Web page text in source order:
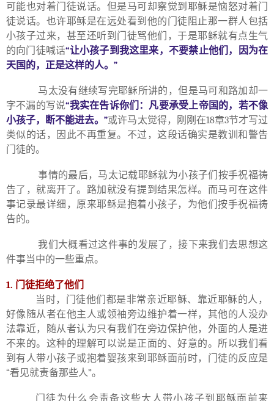
可能也对着门徒说话。但是马可却察觉到耶稣是恼怒对着门
徒说话。也许耶稣是在远处看到他的门徒阻止那一群人包括
小孩子过来，甚至还听到门徒骂他们，于是耶稣就有点生气
的向门徒喊话“让小孩子到我这里来，不要禁止他们，因为在
天国的，正是这样的人。 ”
马太没有继续写完耶稣所讲的，但是马可和路加却一
字不漏的写说“我实在告诉你们：凡要承受上帝国的，若不像
小孩子，断不能进去。”或许马太觉得，刚刚在18章3节才写过
类似的话，因此不再重复。不过，这段话确实是教训和警告
门徒的。
事情的最后，马太记载耶稣就为小孩子们按手祝福祷
告了，就离开了。路加就没有提到结果怎样。而马可在这件
事记录最详细，原来耶稣是抱着小孩子，为他们按手祝福祷
告的。
我们大概看过这件事的发展了，接下来我们去思想这
件事当中的一些重点。
1. 门徒拒绝了他们
当时，门徒他们都是非常亲近耶稣、靠近耶稣的人，
好像随从者在他主人或领袖旁边维护着一样，其他的人没办
法靠近，随从者认为只有我们在旁边保护他，外面的人是进
不来的。这种的理解可以说是正面的、好意的。所以我们看
到有人带小孩子或抱着婴孩来到耶稣面前时，门徒的反应是
“看见就责备那些人”。
门徒为什么会责备这些大人带小孩子到耶稣面前来